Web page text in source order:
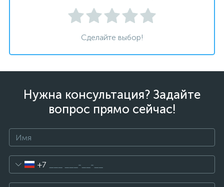
Сделайте выбор!
Нужна консультация? Задайте
вопрос прямо сейчас!
+7